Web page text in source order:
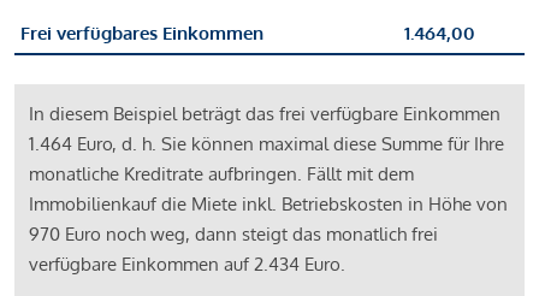
Frei verfügbares Einkommen 1.464,00
In diesem Beispiel beträgt das frei verfügbare Einkommen
1.464 Euro, d. h. Sie können maximal diese Summe für Ihre
monatliche Kreditrate aufbringen. Fällt mit dem
Immobilienkauf die Miete inkl. Betriebskosten in Höhe von
970 Euro noch weg, dann steigt das monatlich frei
verfügbare Einkommen auf 2.434 Euro.